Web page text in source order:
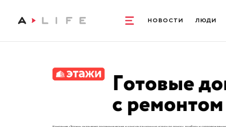
НОВОСТИ ЛЮДИ